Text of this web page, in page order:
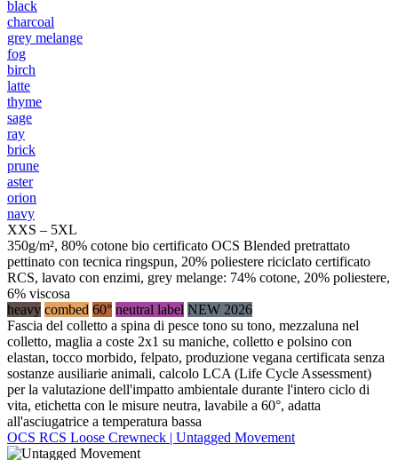
black
charcoal
grey melange
fog
birch
latte
thyme
sage
ray
brick
prune
aster
orion
navy
XXS – 5XL
350g/m², 80% cotone bio certificato OCS Blended pretrattato
pettinato con tecnica ringspun, 20% poliestere riciclato certificato
RCS, lavato con enzimi, grey melange: 74% cotone, 20% poliestere,
6% viscosa
heavy combed 60° neutral label NEW 2026
Fascia del colletto a spina di pesce tono su tono, mezzaluna nel
colletto, maglia a coste 2x1 su maniche, colletto e polsino con
elastan, tocco morbido, felpato, produzione vegana certificata senza
sostanze ausiliarie animali, calcolo LCA (Life Cycle Assessment)
per la valutazione dell'impatto ambientale durante l'intero ciclo di
vita, etichetta con le misure neutra, lavabile a 60°, adatta
all'asciugatrice a temperatura bassa
OCS RCS Loose Crewneck | Untagged Movement